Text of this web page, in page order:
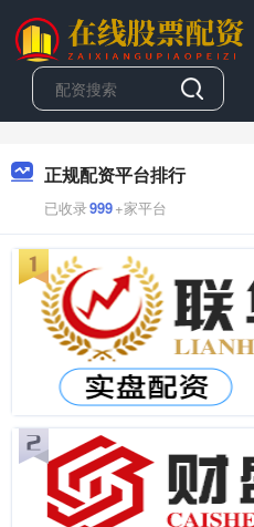
正规配资平台排行
已收录999+家平台